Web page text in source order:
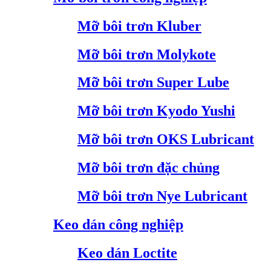
Mỡ bôi trơn Kluber
Mỡ bôi trơn Molykote
Mỡ bôi trơn Super Lube
Mỡ bôi trơn Kyodo Yushi
Mỡ bôi trơn OKS Lubricant
Mỡ bôi trơn đặc chủng
Mỡ bôi trơn Nye Lubricant
Keo dán công nghiệp
Keo dán Loctite